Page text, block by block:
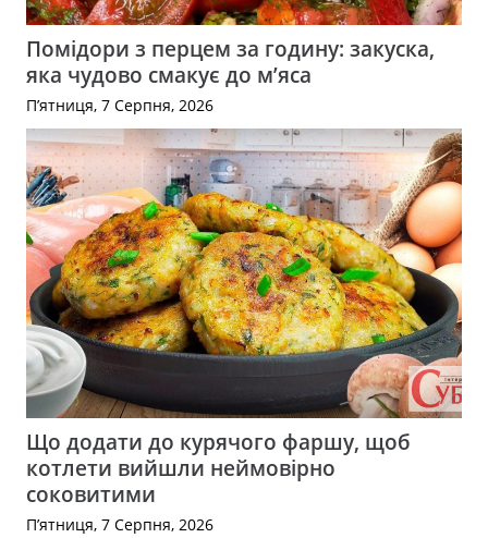
Помідори з перцем за годину: закуска,
яка чудово смакує до м’яса
П’ятниця, 7 Серпня, 2026
Що додати до курячого фаршу, щоб
котлети вийшли неймовірно
соковитими
П’ятниця, 7 Серпня, 2026